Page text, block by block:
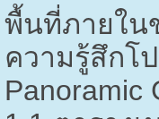
พื้นที่ภายใน
ความรู้สึกโ
Panoramic